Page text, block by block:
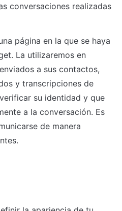
conversaciones realizadas
página en la que se haya
La utilizaremos en
a sus contactos,
y transcripciones de
su identidad y que
a la conversación. Es
de manera